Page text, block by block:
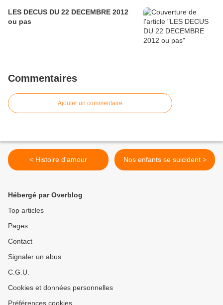
LES DECUS DU 22 DECEMBRE 2012
ou pas
Commentaires
Ajouter un commentaire
< Histoire d'amour Nos enfants se suicident >
Hébergé par Overblog
Top articles
Pages
Contact
Signaler un abus
C.G.U.
Cookies et données personnelles
Préférences cookies